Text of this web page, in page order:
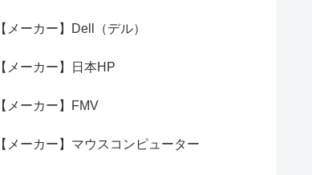
【メーカー】Dell（デル）
【メーカー】日本HP
【メーカー】FMV
【メーカー】マウスコンピューター